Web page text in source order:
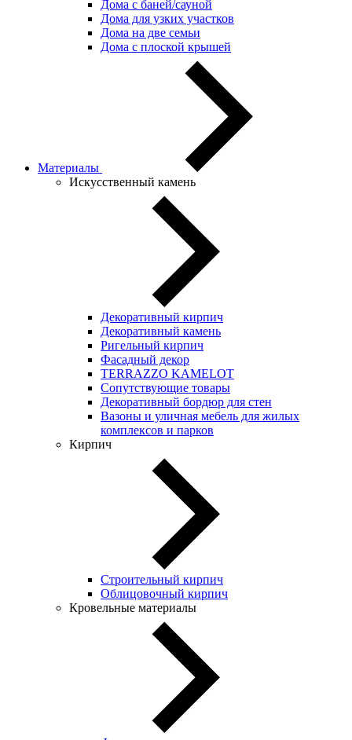
Дома с баней/сауной
Дома для узких участков
Дома на две семьи
Дома с плоской крышей
Материалы
Искусственный камень
Декоративный кирпич
Декоративный камень
Ригельный кирпич
Фасадный декор
TERRAZZO KAMELOT
Сопутствующие товары
Декоративный бордюр для стен
Вазоны и уличная мебель для жилых
комплексов и парков
Кирпич
Строительный кирпич
Облицовочный кирпич
Кровельные материалы